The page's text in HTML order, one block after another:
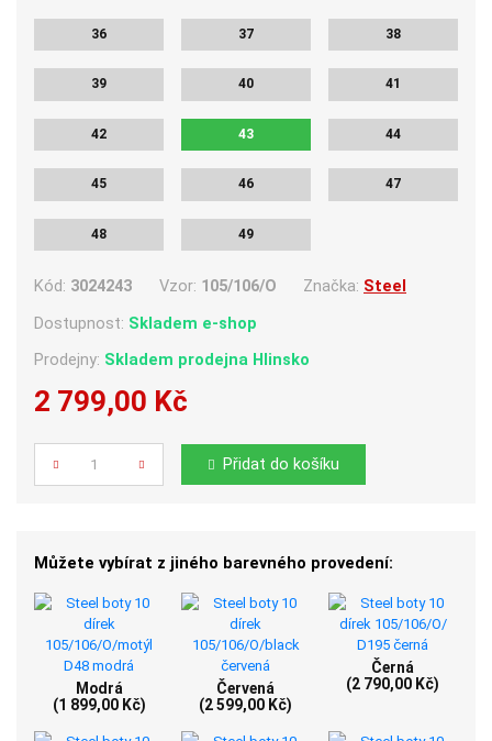
36 37 38
39 40 41
42 43 44
45 46 47
48 49
Kód: 3024243 Vzor: 105/106/O Značka: Steel
Dostupnost: Skladem e-shop
Prodejny: Skladem prodejna Hlinsko
2 799,00 Kč
Počet
Přidat do košíku
Můžete vybírat z jiného barevného provedení:
Modrá
(1 899,00 Kč)
Červená
(2 599,00 Kč)
Černá
(2 790,00 Kč)